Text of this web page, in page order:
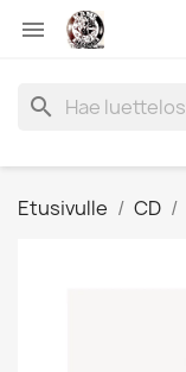

search
Etusivulle CD